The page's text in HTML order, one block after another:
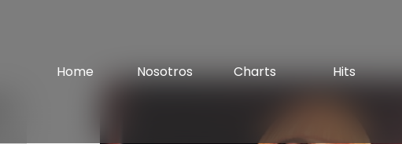
Home Nosotros Charts Hits